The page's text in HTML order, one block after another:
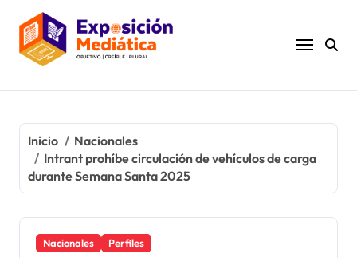
contenido
Inicio
Nacionales
Intrant prohíbe circulación de vehículos de carga
durante Semana Santa 2025
Nacionales Perfiles